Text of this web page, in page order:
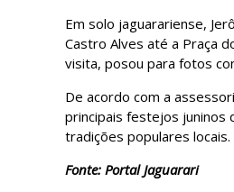
Em solo jaguarariense,
Castro Alves até a Praça
visita, posou para fotos
De acordo com a
principais festejos juninos
tradições populares locais.
Fonte: Portal Jaguarari